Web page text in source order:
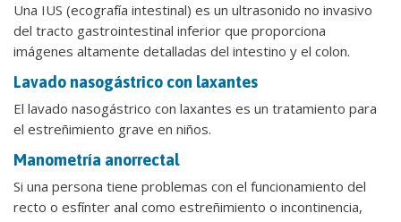
Una IUS (ecografía intestinal) es un ultrasonido no invasivo
del tracto gastrointestinal inferior que proporciona
imágenes altamente detalladas del intestino y el colon.
Lavado nasogástrico con laxantes
El lavado nasogástrico con laxantes es un tratamiento para
el estreñimiento grave en niños.
Manometría anorrectal
Si una persona tiene problemas con el funcionamiento del
recto o esfínter anal como estreñimiento o incontinencia,